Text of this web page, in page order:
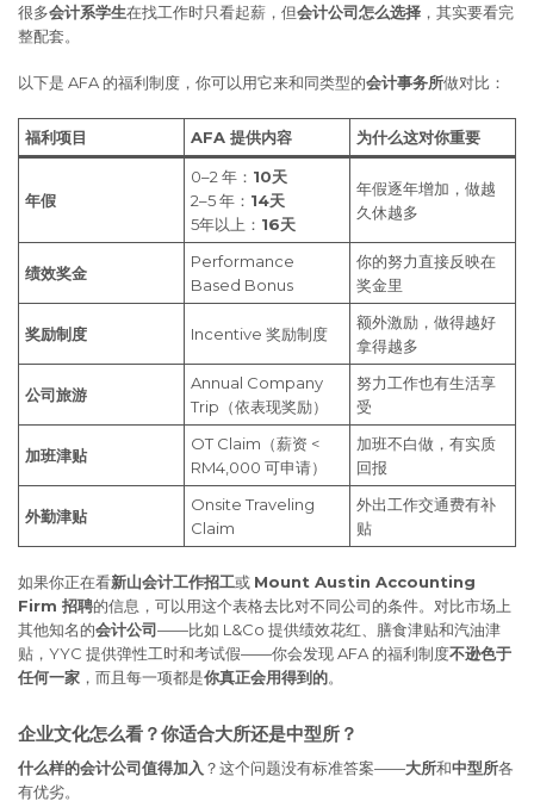
很多会计系学生在找工作时只看起薪，但会计公司怎么选择 ，其实要看完
整配套。
以下是 AFA 的福利制度，你可以用它来和同类型的会计事务所做对比：
福利项目 AFA 提供内容 为什么这对你重要
年假
0–2 年： 10天
2–5 年： 14天
5年以上： 16天
年假逐年增加，做越
久休越多
绩效奖金
Performance
Based Bonus
你的努力直接反映在
奖金里
奖励制度 Incentive 奖励制度
额外激励，做得越好
拿得越多
公司旅游
Annual Company
Trip（依表现奖励）
努力工作也有生活享
受
加班津贴
OT Claim（薪资 <
RM4,000 可申请）
加班不白做，有实质
回报
外勤津贴
Onsite Traveling
Claim
外出工作交通费有补
贴
如果你正在看新山会计工作招工或 Mount Austin Accounting
Firm 招聘的信息，可以用这个表格去比对不同公司的条件。对比市场上
其他知名的会计公司——比如 L&Co 提供绩效花红、膳食津贴和汽油津
贴，YYC 提供弹性工时和考试假——你会发现 AFA 的福利制度不逊色于
任何一家 ，而且每一项都是你真正会用得到的。
企业文化怎么看？你适合大所还是中型所？
什么样的会计公司值得加入 ？这个问题没有标准答案——大所和中型所各
有优劣。